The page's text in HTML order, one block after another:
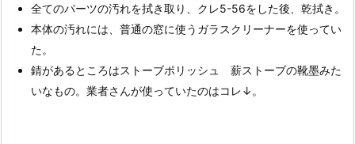
全てのパーツの汚れを拭き取り、クレ5-56をした後、乾拭き。
本体の汚れには、普通の窓に使うガラスクリーナーを使ってい
た。
錆があるところはストーブポリッシュ 薪ストーブの靴墨みた
いなもの。業者さんが使っていたのはコレ↓。